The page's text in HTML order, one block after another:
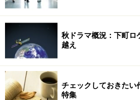
秋ドラマ概況：下町ロ
越え
チェックしておきたい
特集